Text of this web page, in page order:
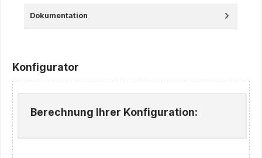
Dokumentation
Konfigurator
Berechnung Ihrer Konfiguration: